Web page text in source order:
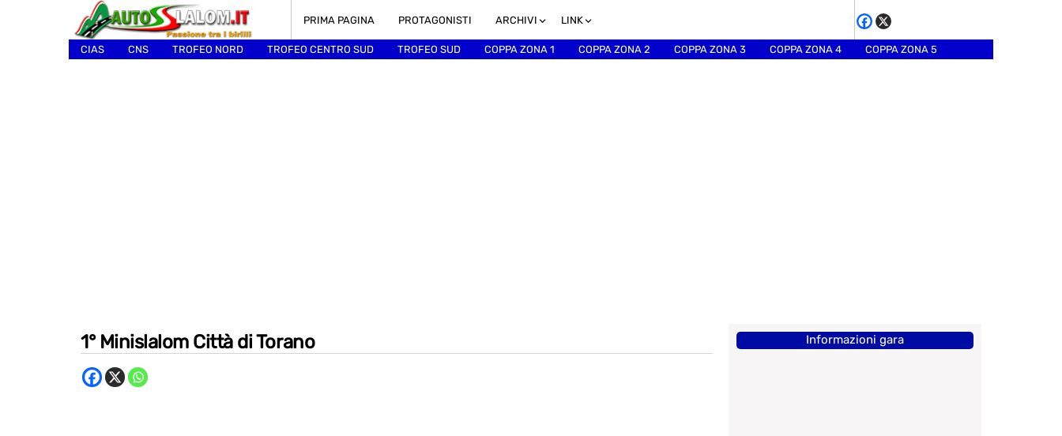
PRIMA PAGINA PROTAGONISTI ARCHIVI LINK
CIAS CNS TROFEO NORD TROFEO CENTRO SUD TROFEO SUD COPPA ZONA 1 COPPA ZONA 2 COPPA ZONA 3 COPPA ZONA 4
COPPA ZONA 5
1° Minislalom Città di Torano Informazioni gara